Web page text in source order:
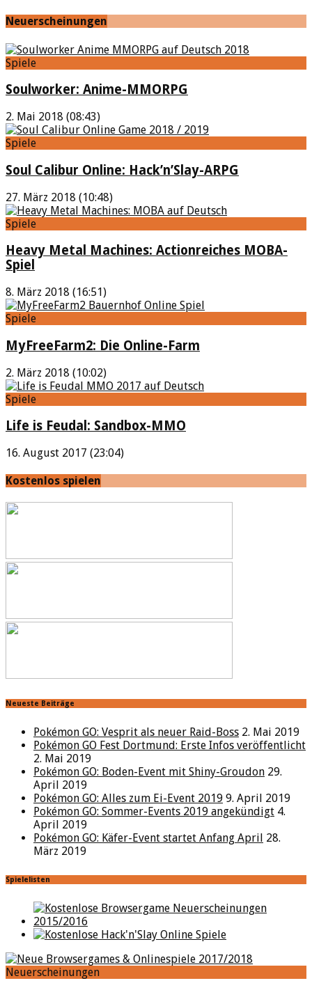
Neuerscheinungen
Spiele
Soulworker: Anime-MMORPG
2. Mai 2018 (08:43)
Spiele
Soul Calibur Online: Hack’n’Slay-ARPG
27. März 2018 (10:48)
Spiele
Heavy Metal Machines: Actionreiches MOBA-
Spiel
8. März 2018 (16:51)
Spiele
MyFreeFarm2: Die Online-Farm
2. März 2018 (10:02)
Spiele
Life is Feudal: Sandbox-MMO
16. August 2017 (23:04)
Kostenlos spielen
Neueste Beiträge
Pokémon GO: Vesprit als neuer Raid-Boss 2. Mai 2019
Pokémon GO Fest Dortmund: Erste Infos veröffentlicht
2. Mai 2019
Pokémon GO: Boden-Event mit Shiny-Groudon 29.
April 2019
Pokémon GO: Alles zum Ei-Event 2019 9. April 2019
Pokémon GO: Sommer-Events 2019 angekündigt 4.
April 2019
Pokémon GO: Käfer-Event startet Anfang April 28.
März 2019
Spielelisten
Neuerscheinungen